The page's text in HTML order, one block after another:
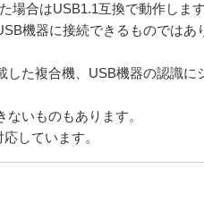
合はUSB1.1互換で動作します
機器に接続できるものではあ
た複合機、USB機器の認識に
いものもあります。
しています。